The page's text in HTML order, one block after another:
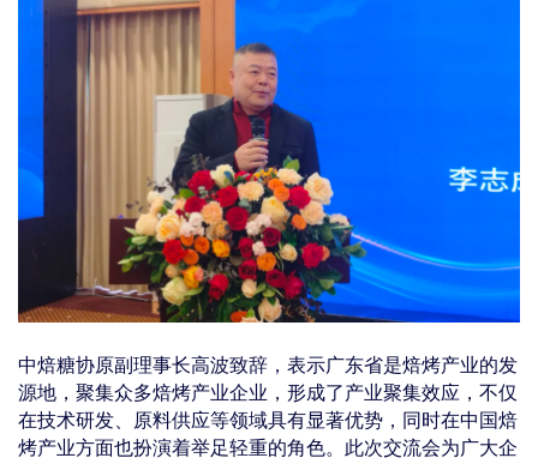
中焙糖协原副理事长高波致辞，表示广东省是焙烤产业的发
源地，聚集众多焙烤产业企业，形成了产业聚集效应，不仅
在技术研发、原料供应等领域具有显著优势，同时在中国焙
烤产业方面也扮演着举足轻重的角色。此次交流会为广大企